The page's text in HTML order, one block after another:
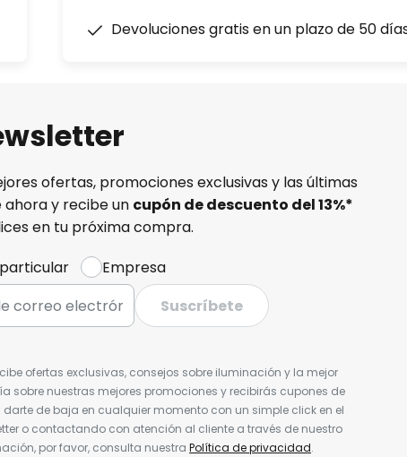
Devoluciones gratis en un plazo de 50
ofertas, promociones exclusivas y las últimas
ahora y recibe un cupón de descuento del13%*
en tu próxima compra.
Empresa
Suscríbete
ofertas exclusivas, consejos sobre iluminación y la mejor
sobre nuestras mejores promociones y recibirás cupones de
de baja en cualquier momento con un simple click en el
o contactando con atención al cliente a través de nuestro
por favor, consulta nuestra Política de privacidad.